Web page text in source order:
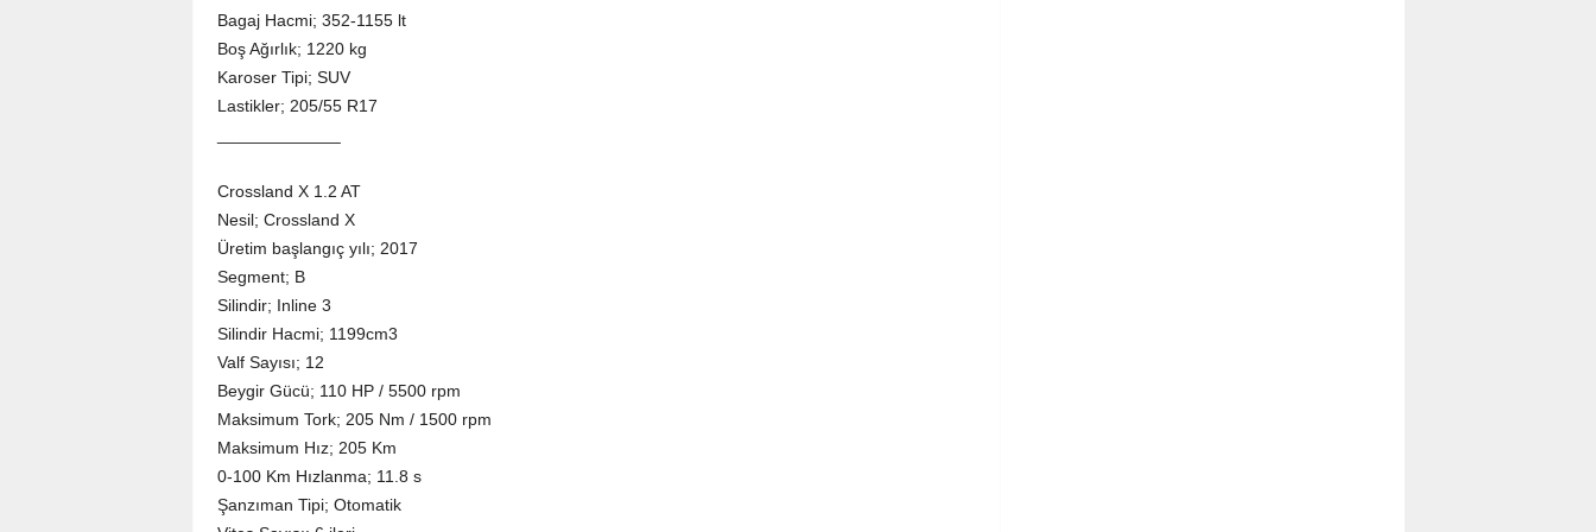
Bagaj Hacmi; 352-1155 lt
Boş Ağırlık; 1220 kg
Karoser Tipi; SUV
Lastikler; 205/55 R17
Crossland X 1.2 AT
Nesil; Crossland X
Üretim başlangıç yılı; 2017
Segment; B
Silindir; Inline 3
Silindir Hacmi; 1199cm3
Valf Sayısı; 12
Beygir Gücü; 110 HP / 5500 rpm
Maksimum Tork; 205 Nm / 1500 rpm
Maksimum Hız; 205 Km
0-100 Km Hızlanma; 11.8 s
Şanzıman Tipi; Otomatik